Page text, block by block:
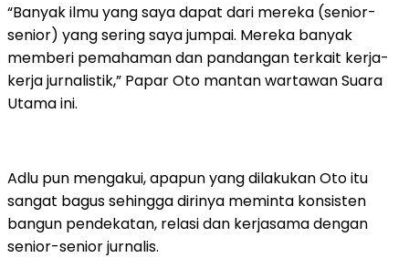
“Banyak ilmu yang saya dapat dari mereka (senior-
senior) yang sering saya jumpai. Mereka banyak
memberi pemahaman dan pandangan terkait kerja-
kerja jurnalistik,” Papar Oto mantan wartawan Suara
Utama ini.
Adlu pun mengakui, apapun yang dilakukan Oto itu
sangat bagus sehingga dirinya meminta konsisten
bangun pendekatan, relasi dan kerjasama dengan
senior-senior jurnalis.